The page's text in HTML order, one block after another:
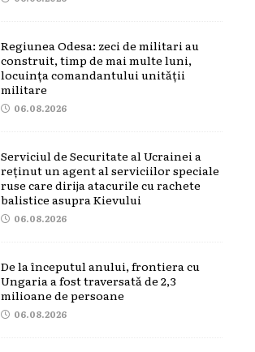
Regiunea Odesa: zeci de militari au
construit, timp de mai multe luni,
locuința comandantului unității
militare
06.08.2026
Serviciul de Securitate al Ucrainei a
reținut un agent al serviciilor speciale
ruse care dirija atacurile cu rachete
balistice asupra Kievului
06.08.2026
De la începutul anului, frontiera cu
Ungaria a fost traversată de 2,3
milioane de persoane
06.08.2026